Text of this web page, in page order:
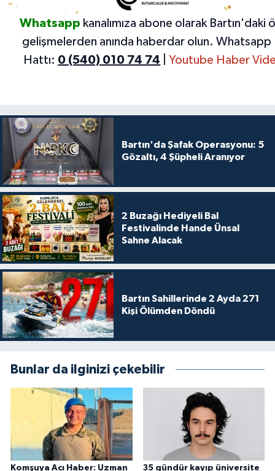
Whatsapp kanalımıza abone olarak Bartın'daki
gelişmelerden anında haberdar olun. Whatsapp
Hattı: 0 (540) 010 74 74 |Youtube Haber
Bartın'da Şafak Operasyonu: 5
Gözaltı, 4 Şüpheli Aranıyor
2 Buzağı Hediyeli Bal
Festivalinde Hande Ünsal
Sahne Alacak
Bartın Sahillerinde 2 Ayda 271
Kişi Ölümden Döndü
Bunlar da ilginizi çekebilir
Komşuya Acı Haber: Uzman 35 gündür kayıp üniversite